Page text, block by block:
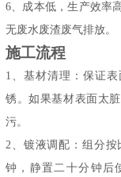
6、 成本低，生产效率
无废水废渣废气排放。
施工流程
1、 基材清理：保证
锈。如果基材表面太
污。
2、镀液调配：组分按
钟，静置二十分钟后